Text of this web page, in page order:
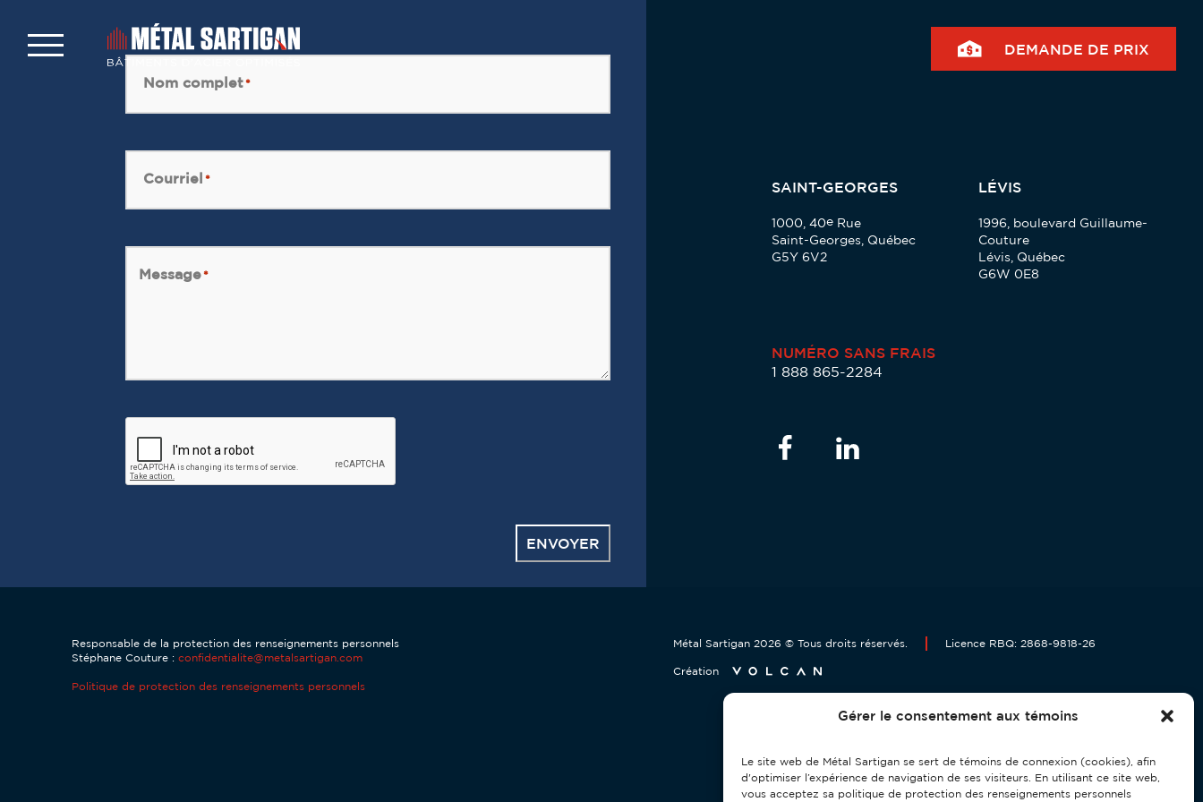
Gérer le consentement aux témoins
Le site web de Métal Sartigan se sert de témoins de connexion (cookies), afin
d'optimiser l’expérience de navigation de ses visiteurs. En utilisant ce site web,
vous acceptez sa politique de protection des renseignements personnels
DEMANDE DE PRIX
Nom complet*
Courriel *
Message*
CAPTCHA
ENVOYER
SAINT-GEORGES
1000, 40e Rue
Saint-Georges, Québec
G5Y 6V2
LÉVIS
1996, boulevard Guillaume-
Couture
Lévis, Québec
G6W 0E8
NUMÉRO SANS FRAIS
1 888 865-2284
Responsable de la protection des renseignements personnels
Stéphane Couture : confidentialite@metalsartigan.com
Politique de protection des renseignements personnels
Métal Sartigan 2026 © Tous droits réservés. Licence RBQ: 2868-9818-26
Création